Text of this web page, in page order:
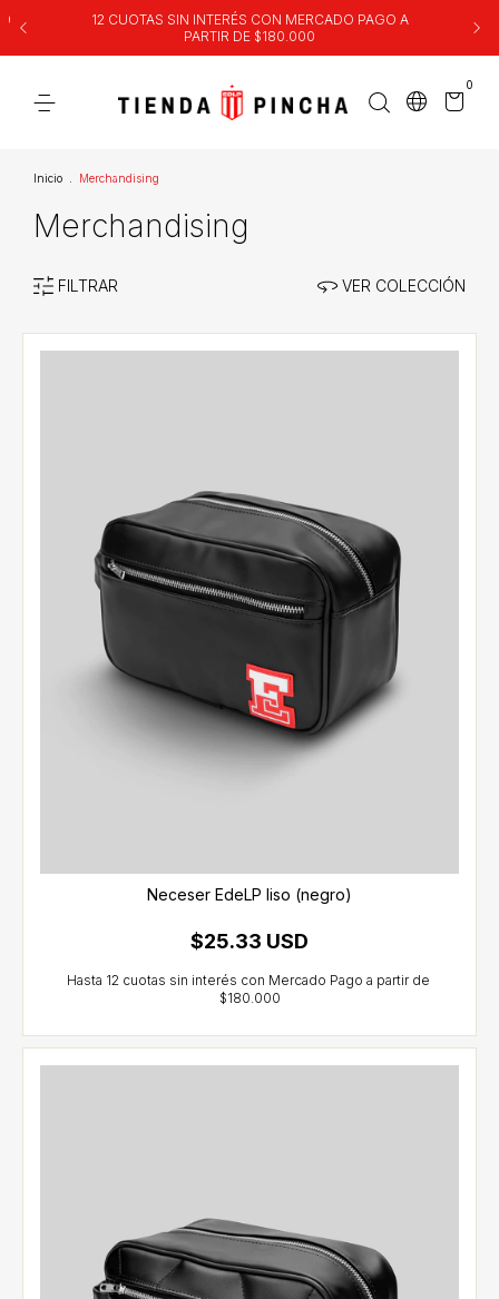
12 CUOTAS SIN INTERÉS CON MERCADO PAGO A
PARTIR DE $180.000
0
Inicio Merchandising
Merchandising
FILTRAR VER COLECCIÓN
Neceser EdeLP liso (negro)
$25.33 USD